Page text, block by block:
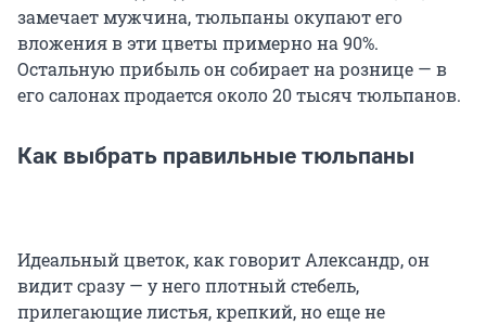
замечает мужчина, тюльпаны окупают его
вложения в эти цветы примерно на 90%.
Остальную прибыль он собирает на рознице — в
его салонах продается около 20 тысяч тюльпанов.
Как выбрать правильные тюльпаны
Идеальный цветок, как говорит Александр, он
видит сразу — у него плотный стебель,
прилегающие листья, крепкий, но еще не